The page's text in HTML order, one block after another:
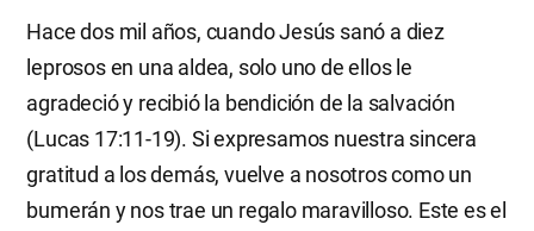
Hace dos mil años, cuando Jesús sanó a diez
leprosos en una aldea, solo uno de ellos le
agradeció y recibió la bendición de la salvación
(Lucas 17:11-19). Si expresamos nuestra sincera
gratitud a los demás, vuelve a nosotros como un
bumerán y nos trae un regalo maravilloso. Este es el